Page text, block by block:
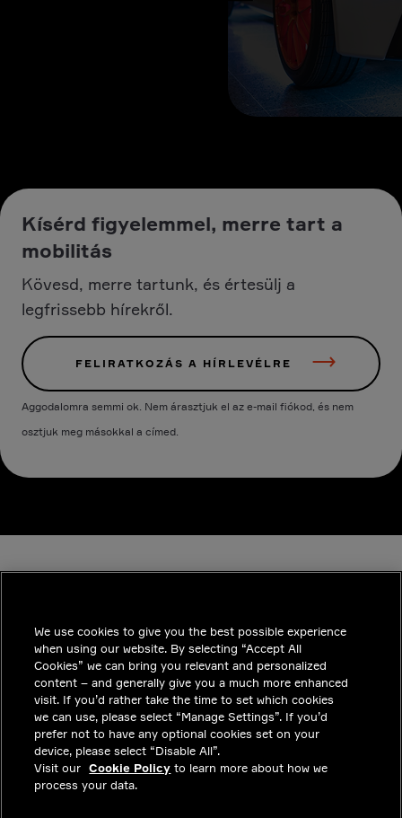
Kísérd figyelemmel, merre tart a
mobilitás
Kövesd, merre tartunk, és értesülj a
legfrissebb hírekről.
FELIRATKOZÁS A HÍRLEVÉLRE
Aggodalomra semmi ok. Nem árasztjuk el az e-mail fiókod, és nem
osztjuk meg másokkal a címed.
INDUSTRIES
INSIGHTS
MEGOLDÁSOK
KARRIER
BEFEKTETŐK
We use cookies to give you the best possible experience
when using our website. By selecting “Accept All
Cookies” we can bring you relevant and personalized
content – and generally give you a much more enhanced
visit. If you’d rather take the time to set which cookies
we can use, please select “Manage Settings”. If you’d
prefer not to have any optional cookies set on your
device, please select “Disable All”.
Visit our Cookie Policy to learn more about how we
process your data.